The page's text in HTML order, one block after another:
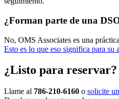
¿Forman parte de una
No, OMS Associates es una
Esto es lo que eso significa para su
¿Listo para reservar?
Llame al 786-210-6160 o solicite